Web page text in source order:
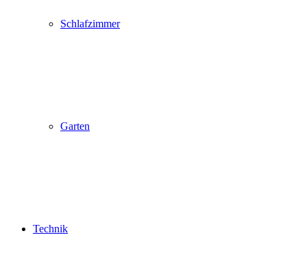
Schlafzimmer
Garten
Technik